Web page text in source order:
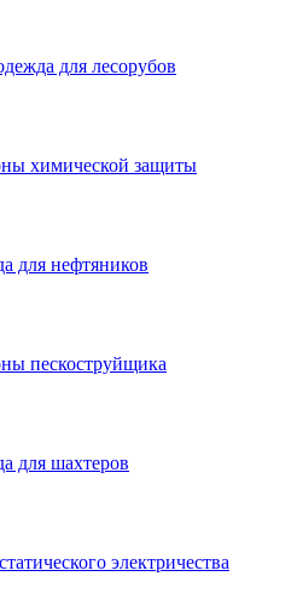
для лесорубов
химической защиты
для нефтяников
пескоструйщика
для шахтеров
электричества